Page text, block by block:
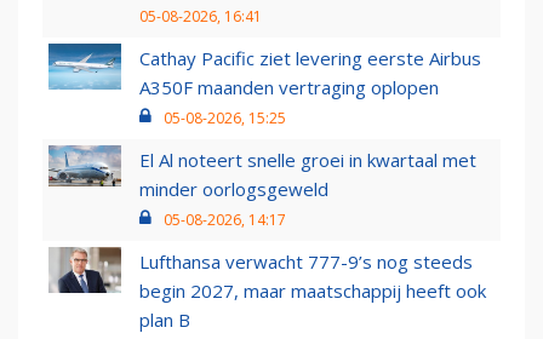
05-08-2026, 16:41
Cathay Pacific ziet levering eerste Airbus
A350F maanden vertraging oplopen
05-08-2026, 15:25
El Al noteert snelle groei in kwartaal met
minder oorlogsgeweld
05-08-2026, 14:17
Lufthansa verwacht 777-9’s nog steeds
begin 2027, maar maatschappij heeft ook
plan B